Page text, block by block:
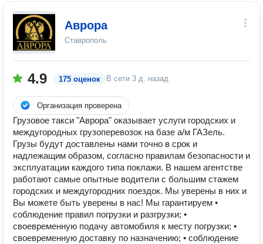
Аврора
Ставрополь
4.9 175 оценок В сети 3 д. назад
Организация проверена
Грузовое такси "Аврора" оказывает услуги городских и
междугородных грузоперевозок на базе а/м ГАЗель.
Грузы будут доставлены нами точно в срок и
надлежащим образом, согласно правилам безопасности и
эксплуатации каждого типа поклажи. В нашем агентстве
работают самые опытные водители с большим стажем
городских и междугородних поездок. Мы уверены в них и
Вы можете быть уверены в нас! Мы гарантируем •
соблюдение правил погрузки и разгрузки; •
своевременную подачу автомобиля к месту погрузки; •
своевременную доставку по назначению; • соблюдение